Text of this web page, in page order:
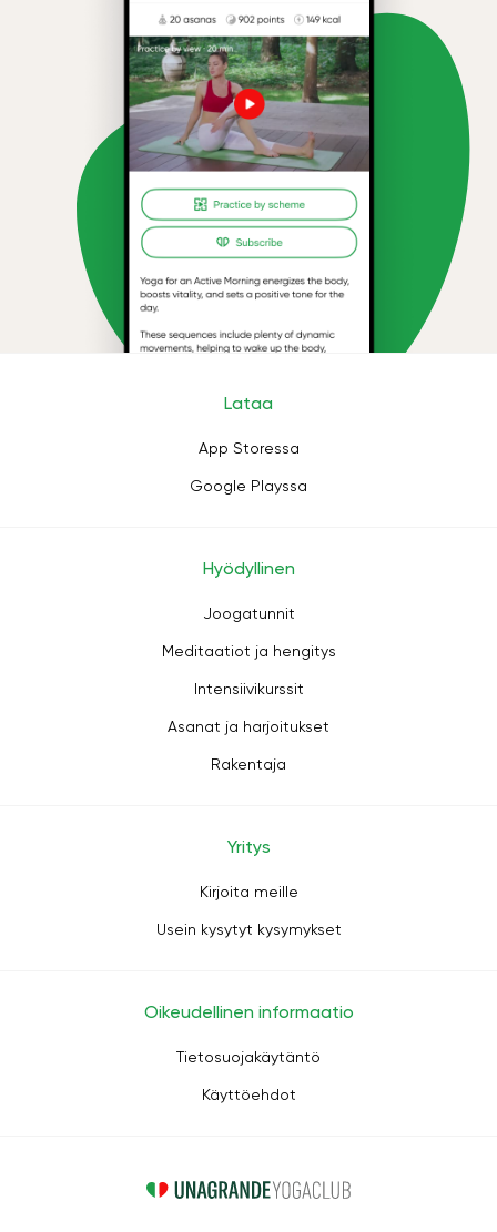
Lataa
App Storessa
Google Playssa
Hyödyllinen
Joogatunnit
Meditaatiot ja hengitys
Intensiivikurssit
Asanat ja harjoitukset
Rakentaja
Yritys
Kirjoita meille
Usein kysytyt kysymykset
Oikeudellinen informaatio
Tietosuojakäytäntö
Käyttöehdot